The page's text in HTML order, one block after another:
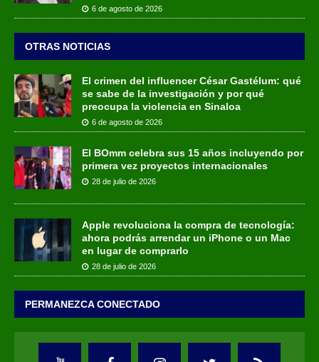
6 de agosto de 2026
OTRAS NOTICIAS
El crimen del influencer César Gastélum: qué
se sabe de la investigación y por qué
preocupa la violencia en Sinaloa
6 de agosto de 2026
El BOmm celebra sus 15 años incluyendo por
primera vez proyectos internacionales
28 de julio de 2026
Apple revoluciona la compra de tecnología:
ahora podrás arrendar un iPhone o un Mac
en lugar de comprarlo
28 de julio de 2026
PERMANEZCA CONECTADO